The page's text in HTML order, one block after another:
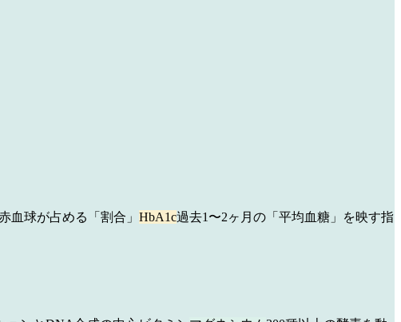
血球が占める「割合」 HbA1c過去1〜2ヶ月の「平均血糖」を映す指